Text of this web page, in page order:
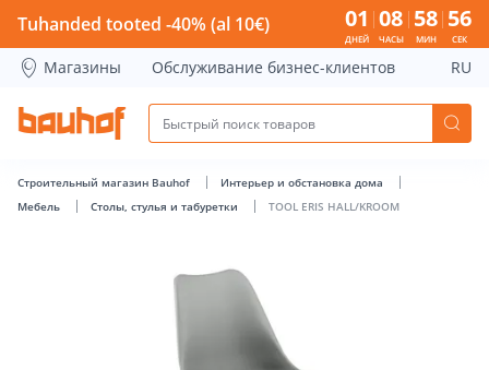
TOOL ERIS HALL/KROOM - Bauhof has loaded
Tuhanded tooted -40% (al 10€) 01
ДНЕЙ
08
ЧАСЫ
58
МИН
55
СЕК
Магазины Обслуживание бизнес-клиентов RU
Строительный магазин Bauhof
Интерьер и обстановка дома
Мебель
Столы, стулья и табуретки TOOL ERIS HALL/KROOM